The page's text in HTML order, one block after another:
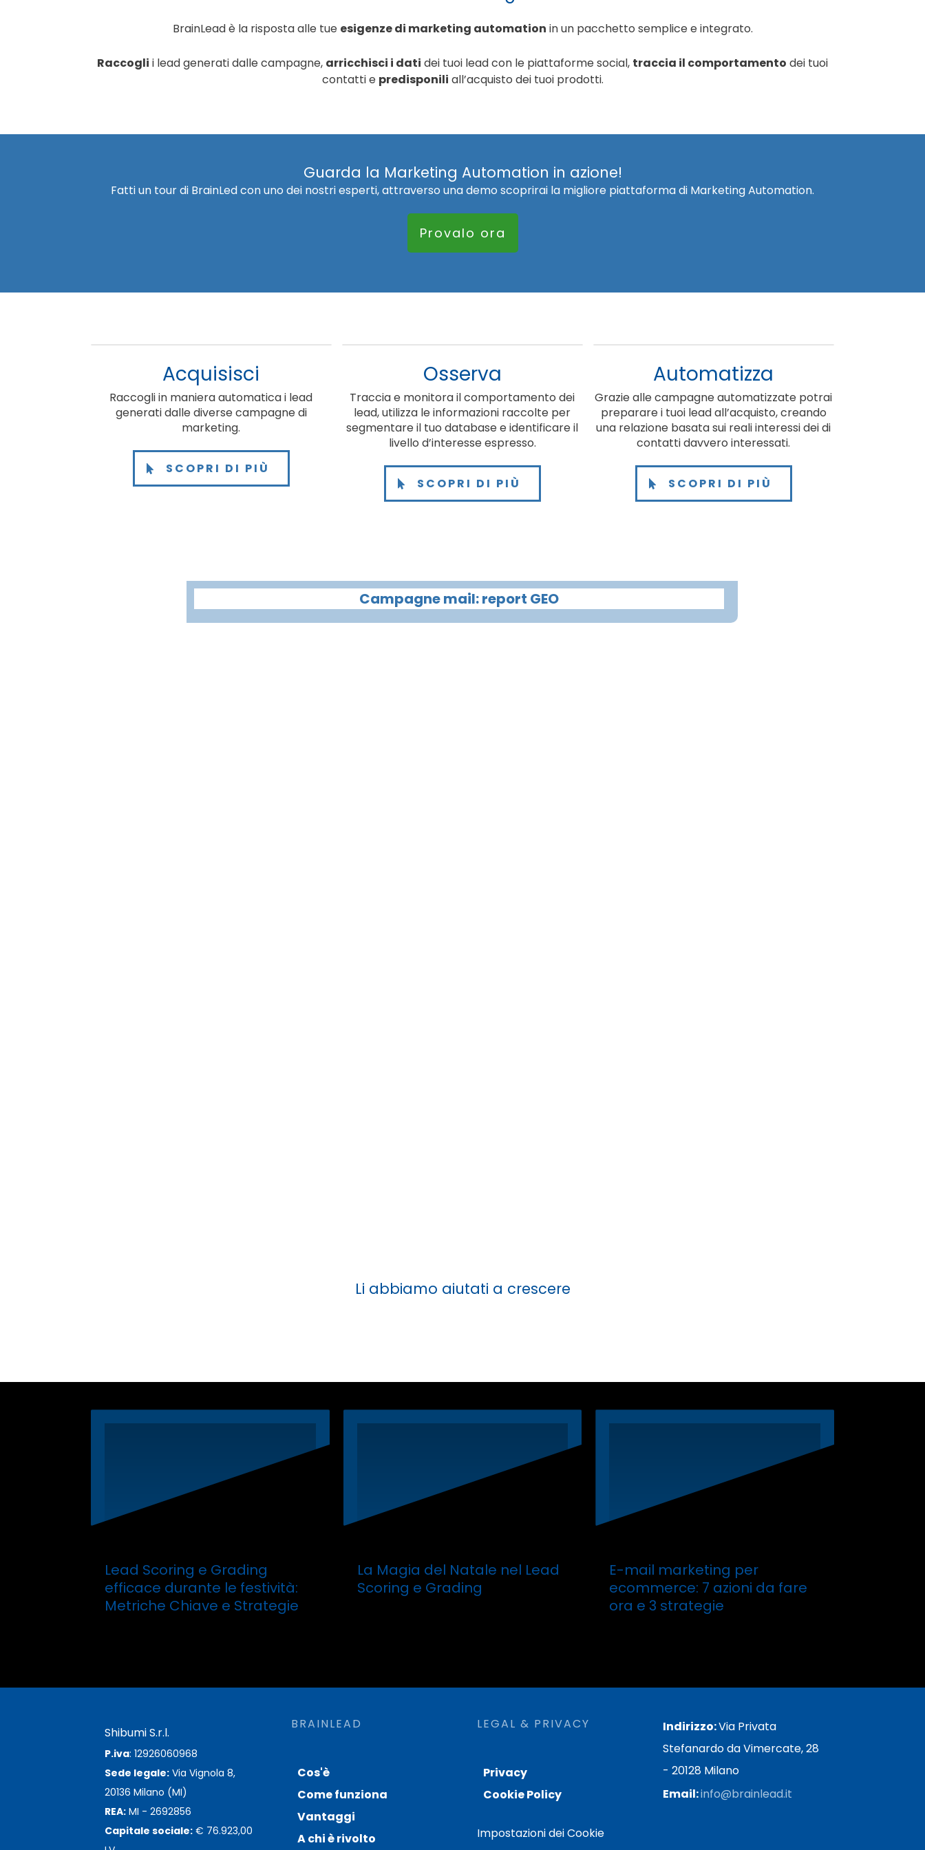
BrainLead è la risposta alle tue esigenze di marketing automation in un pacchetto semplice e integrato.
Raccogli i lead generati dalle campagne, arricchisci i dati dei tuoi lead con le piattaforme social, traccia il comportamento dei tuoi
contatti e predisponili all’acquisto dei tuoi prodotti.
Guarda la Marketing Automation in azione!
Fatti un tour di BrainLed con uno dei nostri esperti, attraverso una demo scoprirai la migliore piattaforma di Marketing Automation.
Provalo ora
Acquisisci
Raccogli in maniera automatica i lead
generati dalle diverse campagne di
marketing.
SCOPRI DI PIÙ
Osserva
Traccia e monitora il comportamento dei
lead, utilizza le informazioni raccolte per
segmentare il tuo database e identificare il
livello d’interesse espresso.
SCOPRI DI PIÙ
Automatizza
Grazie alle campagne automatizzate potrai
preparare i tuoi lead all’acquisto, creando
una relazione basata sui reali interessi dei di
contatti davvero interessati.
SCOPRI DI PIÙ
Campagne mail: report GEO
Campagne mail: report aperture
Li abbiamo aiutati a crescere
Lead Scoring e Grading
efficace durante le festività:
Metriche Chiave e Strategie
La Magia del Natale nel Lead
Scoring e Grading
E-mail marketing per
ecommerce: 7 azioni da fare
ora e 3 strategie
Shibumi S.r.l.
P.iva: 12926060968
Sede legale: Via Vignola 8,
20136 Milano (MI)
REA: MI - 2692856
Capitale sociale: € 76.923,00
BRAINLEAD
Cos'è
Come funziona
Vantaggi
A chi è rivolto
LEGAL & PRIVACY
Privacy
Cookie Policy
Impostazioni dei Cookie
Indirizzo:Via Privata
Stefanardo da Vimercate, 28
- 20128 Milano
Email:info@brainlead.it